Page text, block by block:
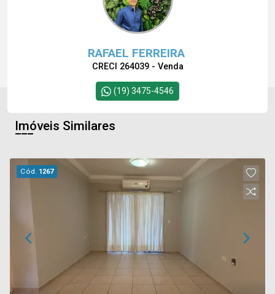
RAFAEL FERREIRA
CRECI 264039 - Venda
(19) 3475-4546
Imóveis Similares
Cód. 1267